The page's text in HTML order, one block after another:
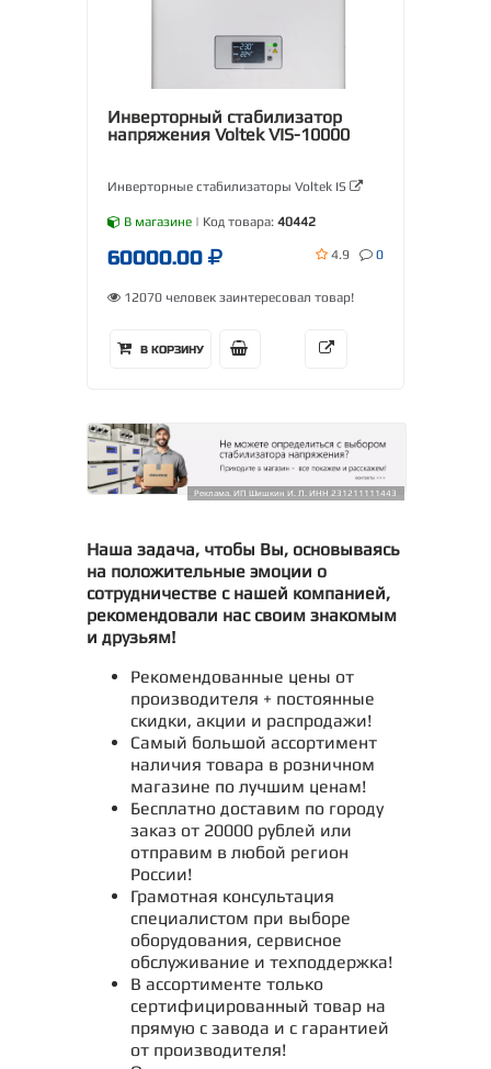
Инверторный стабилизатор
напряжения Voltek VIS-10000
Инверторные стабилизаторы Voltek IS
В магазине | Код товара: 40442
60000.00 4.9 0
12070 человек заинтересовал товар!
В КОРЗИНУ
Реклама. ИП Шишкин И. Л. ИНН 231211111443
Наша задача, чтобы Вы, основываясь
на положительные эмоции о
сотрудничестве с нашей компанией,
рекомендовали нас своим знакомым
и друзьям!
Рекомендованные цены от
производителя + постоянные
скидки, акции и распродажи!
Самый большой ассортимент
наличия товара в розничном
магазине по лучшим ценам!
Бесплатно доставим по городу
заказ от 20000 рублей или
отправим в любой регион
России!
Грамотная консультация
специалистом при выборе
оборудования, сервисное
обслуживание и техподдержка!
В ассортименте только
сертифицированный товар на
прямую с завода и с гарантией
от производителя!